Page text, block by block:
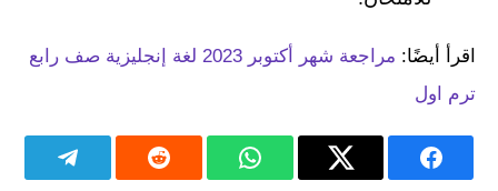
اقرأ أيضًا:
مراجعة شهر أكتوبر 2023 لغة إنجليزية صف رابع
ترم اول